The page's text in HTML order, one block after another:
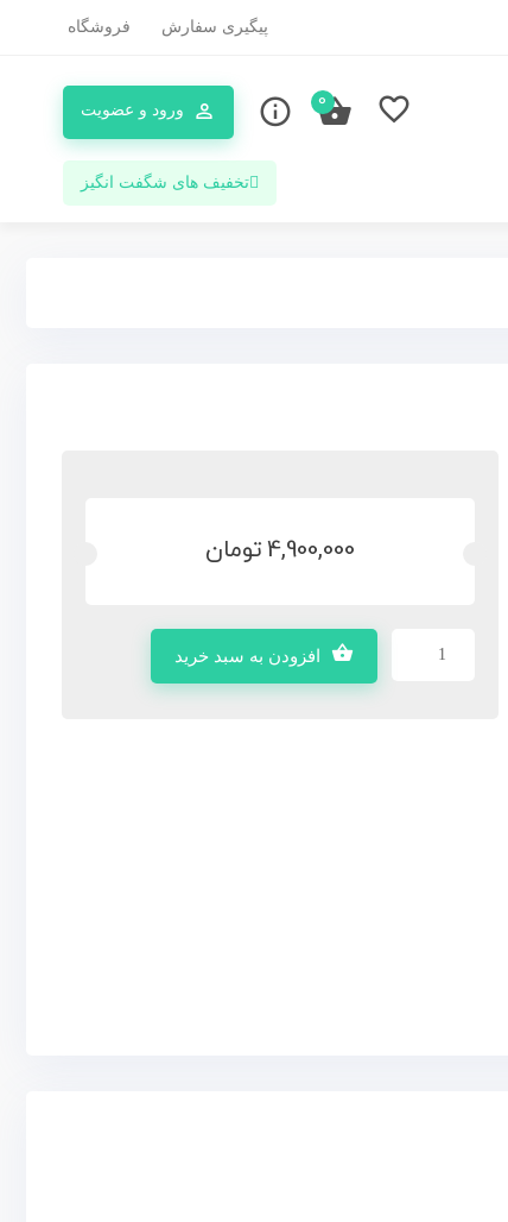
پیگیری سفارش فروشگاه
ورود و عضویت 0
تخفیف های شگفت انگیز
4,900,000تومان
افزودن به سبد خرید